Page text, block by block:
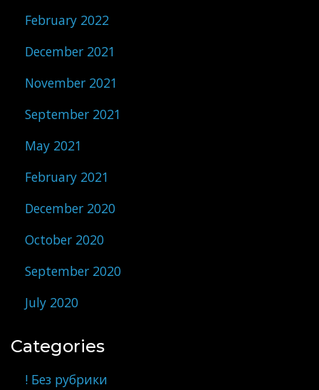
February 2022
December 2021
November 2021
September 2021
May 2021
February 2021
December 2020
October 2020
September 2020
July 2020
Categories
! Без рубрики